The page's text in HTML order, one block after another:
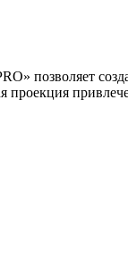
позволяет
проекция